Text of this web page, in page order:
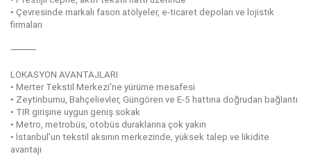
• Çevresinde markalı fason atölyeler, e-ticaret depoları ve lojistik
firmaları
⸻
LOKASYON AVANTAJLARI
• Merter Tekstil Merkezi’ne yürüme mesafesi
• Zeytinburnu, Bahçelievler, Güngören ve E-5 hattına doğrudan bağlantı
• TIR girişine uygun geniş sokak
• Metro, metrobüs, otobüs duraklarına çok yakın
• İstanbul’un tekstil aksının merkezinde, yüksek talep ve likidite
avantajı